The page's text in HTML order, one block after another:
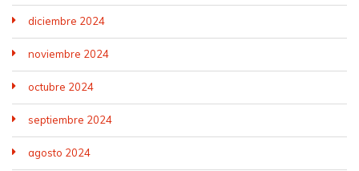
diciembre 2024
noviembre 2024
octubre 2024
septiembre 2024
agosto 2024